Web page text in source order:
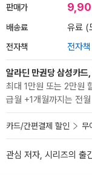
판매가
배송료 유료 (
전자책 전자
알라딘 만권당 삼성카
최대 1만원 또는 2만원
급월 +1개월까지는 전
카드/간편결제 할인 무
관심 저자, 시리즈의 출